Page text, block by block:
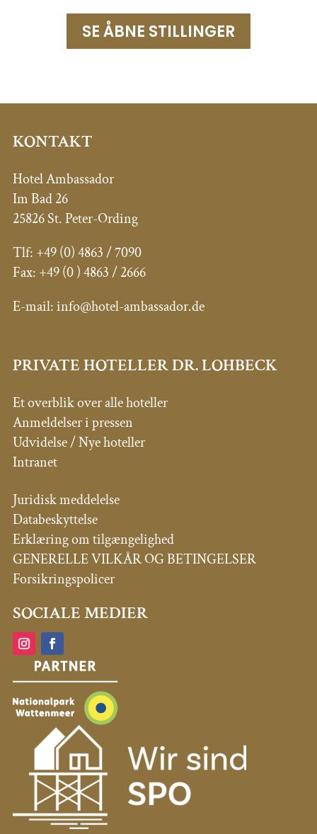
SE ÅBNE STILLINGER
KONTAKT
Hotel Ambassador
Im Bad 26
25826 St. Peter-Ording
Tlf: +49 (0) 4863 / 7090
Fax: +49 (0) 4863 / 2666
E-mail:info@hotel-ambassador.de
PRIVATE HOTELLER DR. LOHBECK
Et overblik over alle hoteller
Anmeldelser i pressen
Udvidelse / Nye hoteller
Intranet
Juridisk meddelelse
Databeskyttelse
Erklæring om tilgængelighed
GENERELLE VILKÅR OG BETINGELSER
Forsikringspolicer
SOCIALE MEDIER